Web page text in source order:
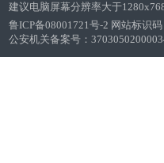
建议电脑屏幕分辨率大于
鲁ICP备08001721号-2 网站标识
公安机关备案号：